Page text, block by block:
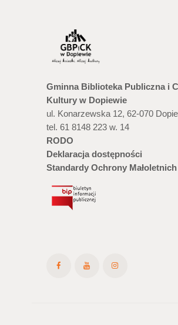
Gminna Biblioteka Publiczna i
Kultury w Dopiewie
ul. Konarzewska 12, 62-070
tel. 61 8148 223 w. 14
RODO
Deklaracja dostępności
Standardy Ochrony Małoletnich